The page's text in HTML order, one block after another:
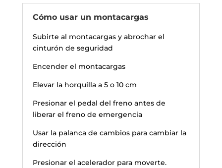
Cómo usar un montacargas
Subirte al montacargas y abrochar el
cinturón de seguridad
Encender el montacargas
Elevar la horquilla a 5 o 10 cm
Presionar el pedal del freno antes de
liberar el freno de emergencia
Usar la palanca de cambios para cambiar la
dirección
Presionar el acelerador para moverte.